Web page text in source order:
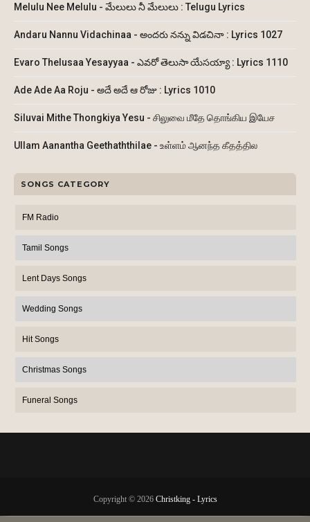
Melulu Nee Melulu - మేలులు నీ మేలులు : Telugu Lyrics
Andaru Nannu Vidachinaa - అందరు నన్ను విడచినా : Lyrics 1027
Evaro Thelusaa Yesayyaa - ఎవరో తెలుసా యేసయ్యా : Lyrics 1110
Ade Ade Aa Roju - అదే అదే ఆ రోజు : Lyrics 1010
Siluvai Mithe Thongkiya Yesu - சிலுவை மீதே தொங்கிய இயேச
Ullam Aanantha Geethaththilae - உள்ளம் ஆனந்த கீதத்தில
SONGS CATEGORY
FM Radio
Tamil Songs
Lent Days Songs
Wedding Songs
Hit Songs
Christmas Songs
Funeral Songs
Copyright © 2026 Christking - Lyrics